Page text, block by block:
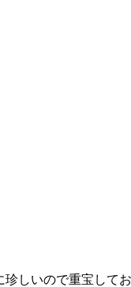
しいので重宝してお